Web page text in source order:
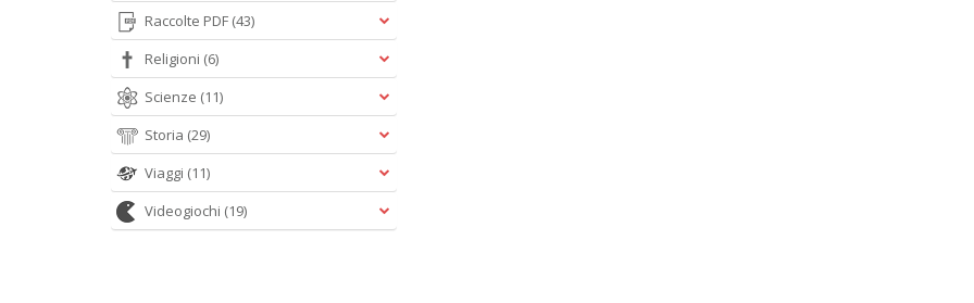
Raccolte PDF (43)
Religioni (6)
Scienze (11)
Storia (29)
Viaggi (11)
Videogiochi (19)